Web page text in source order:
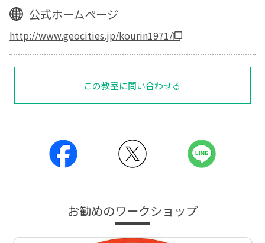
公式ホームページ
http://www.geocities.jp/kourin1971/
この教室に問い合わせる
お勧めのワークショップ